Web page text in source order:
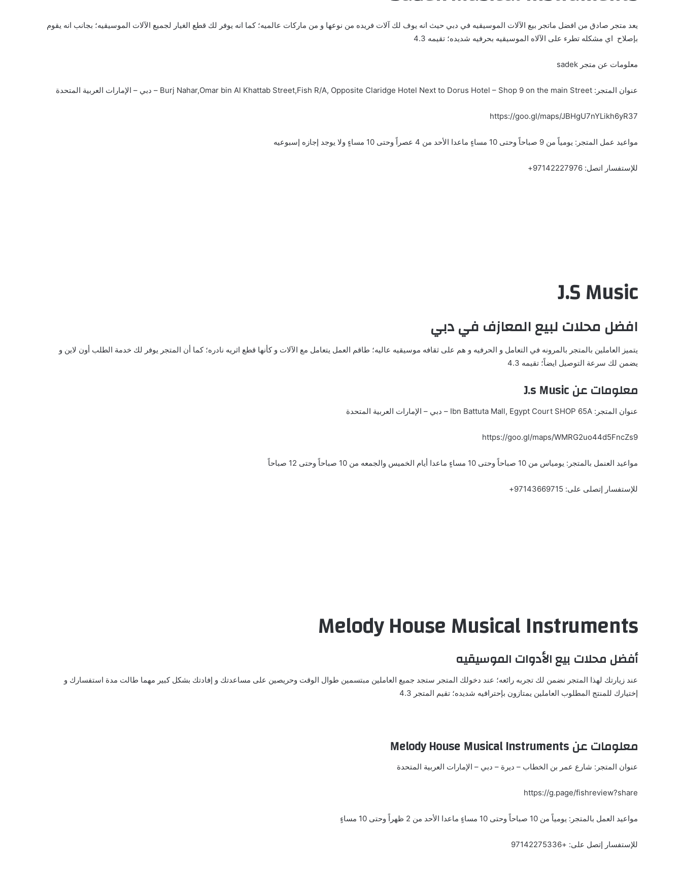
يعد متجر صادق من افضل ماتجر بيع الآلات الموسيقيه في دبي حيث انه يوف لك آلات فريده من نوعها و من ماركات عالميه؛ كما انه يوفر لك قطع الغيار لجميع الآلات الموسيقيه؛ بجانب انه يقوم
بإصلاح اي مشكله تطرء على الآلاه الموسيقيه بحرفيه شديده؛ تقيمه 4.3
معلومات عن متجر sadek
عنوان المتجر: Burj Nahar,Omar bin Al Khattab Street,Fish R/A, Opposite Claridge Hotel Next to Dorus Hotel – Shop 9 on the main Street – دبي – الإمارات العربية المتحدة
https://goo.gl/maps/JBHgU7nYLikh6yR37
مواعيد عمل المتجر: يومياً من 9 صباحاً وحتى 10 مساءٍ ماعدا الأحد من 4 عصراً وحتى 10 مساءٍ ولا يوجد إجازه إسبوعيه
للإستفسار اتصل: 97142227976+
J.S Music
افضل محلات لبيع المعازف في دبي
يتميز العاملين بالمتجر بالمرونه في التعامل و الحرفيه و هم على ثقافه موسيقيه عاليه؛ طاقم العمل يتعامل مع الآلات و كأنها قطع اثريه نادره؛ كما أن المتجر يوفر لك خدمة الطلب أون لاين و
يضمن لك سرعة التوصيل ايضاً؛ تقيمه 4.3
معلومات عن J.s Music
عنوان المتجر: Ibn Battuta Mall, Egypt Court SHOP 65A – دبي – الإمارات العربية المتحدة
https://goo.gl/maps/WMRG2uo44d5FncZs9
مواعيد العنمل بالمتجر: يومياس من 10 صباحاً وحتى 10 مساءٍ ماعدا أيام الخميس والجمعه من 10 صباحاً وحتى 12 صباحاً
للإستفسار إتصلى على: 97143669715+
Melody House Musical Instruments
أفضل محلات بيع الأدوات الموسيقيه
عند زيارتك لهذا المتجر نضمن لك تجربه رائعه؛ عند دخولك المتجر ستجد جميع العاملين مبتسمين طوال الوقت وحريصين على مساعدتك و إفادتك بشكل كبير مهما طالت مدة استفسارك و
إختيارك للمنتج المطلوب العاملين يمتازون بإحترافيه شديده؛ تقيم المتجر 4.3
معلومات عنMelody House Musical Instruments
عنوان المتجر: شارع عمر بن الخطاب – ديرة – دبي – الإمارات العربية المتحدة
https://g.page/fishreview?share
مواعيد العمل بالمتجر: يومياً من 10 صباحاً وحتى 10 مساءٍ ماعدا الأحد من 2 ظهراً وحتى 10 مساءٍ
للإستفسار إتصل على: +97142275336